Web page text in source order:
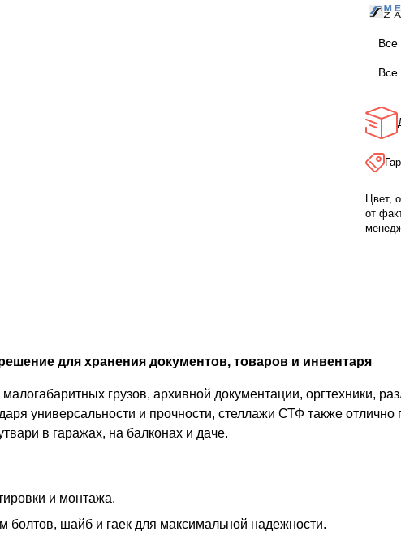
Все
Все
Цвет,
от
для хранения документов, товаров и инвентаря
грузов, архивной документации, оргтехники,
универсальности и прочности, стеллажи СТФ также отлично
в гаражах, на балконах и даче.
и монтажа.
болтов, шайб и гаек для максимальной надежности.